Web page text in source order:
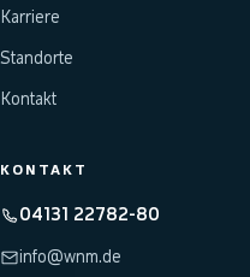
Karriere
Standorte
Kontakt
KONTAKT
04131 22782-80
info@wnm.de